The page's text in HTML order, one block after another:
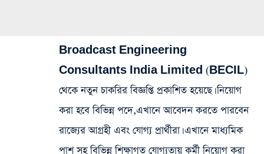
Broadcast Engineering
Consultants India Limited (BECIL)
থেকে নতুন চাকরির বিজ্ঞপ্তি প্রকাশিত হয়েছে। নিয়োগ
করা হবে বিভিন্ন পদে,এখানে আবেদন করতে পারবেন
রাজ্যের আগ্রহী এবং যোগ্য প্রার্থীরা। এখানে মাধ্যমিক
পাশ সহ বিভিন্ন শিক্ষাগত যোগ্যতায় কর্মী নিয়োগ করা